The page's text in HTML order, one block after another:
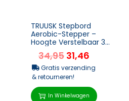
TRUUSK Stepbord
Aerobic-Stepper –
Hoogte Verstelbaar 3
Niveaus – Fitness
Trainer Binnen/...
34,95 31,46
Gratis verzending
& retourneren!
In Winkelwagen